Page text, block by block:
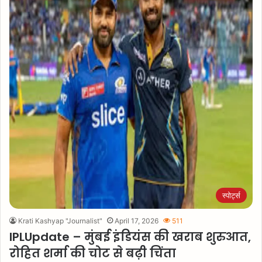
स्पोर्ट्स
Krati Kashyap "Journalist" April 17, 2026 511
IPLUpdate – मुंबई इंडियंस की खराब शुरुआत,
रोहित शर्मा की चोट से बढ़ी चिंता